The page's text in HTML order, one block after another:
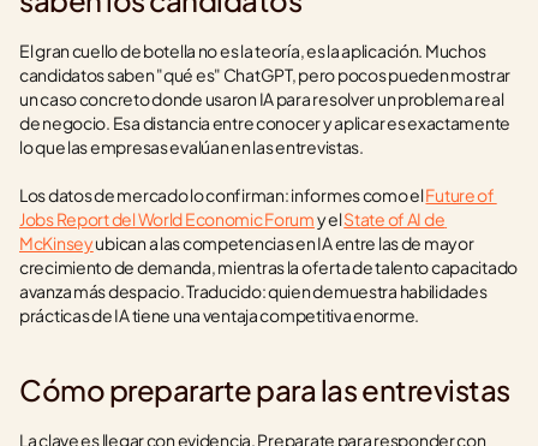
El gran cuello de botella no es la teoría, es la aplicación. Muchos
candidatos saben "qué es" ChatGPT, pero pocos pueden mostrar
un caso concreto donde usaron IA para resolver un problema real
de negocio. Esa distancia entre conocer y aplicar es exactamente
lo que las empresas evalúan en las entrevistas.
Los datos de mercado lo confirman: informes como el Future of
Jobs Report del World Economic Forum y el State of AI de
McKinsey ubican a las competencias en IA entre las de mayor
crecimiento de demanda, mientras la oferta de talento capacitado
avanza más despacio. Traducido: quien demuestra habilidades
prácticas de IA tiene una ventaja competitiva enorme.
Cómo prepararte para las entrevistas
La clave es llegar con evidencia. Preparate para responder con